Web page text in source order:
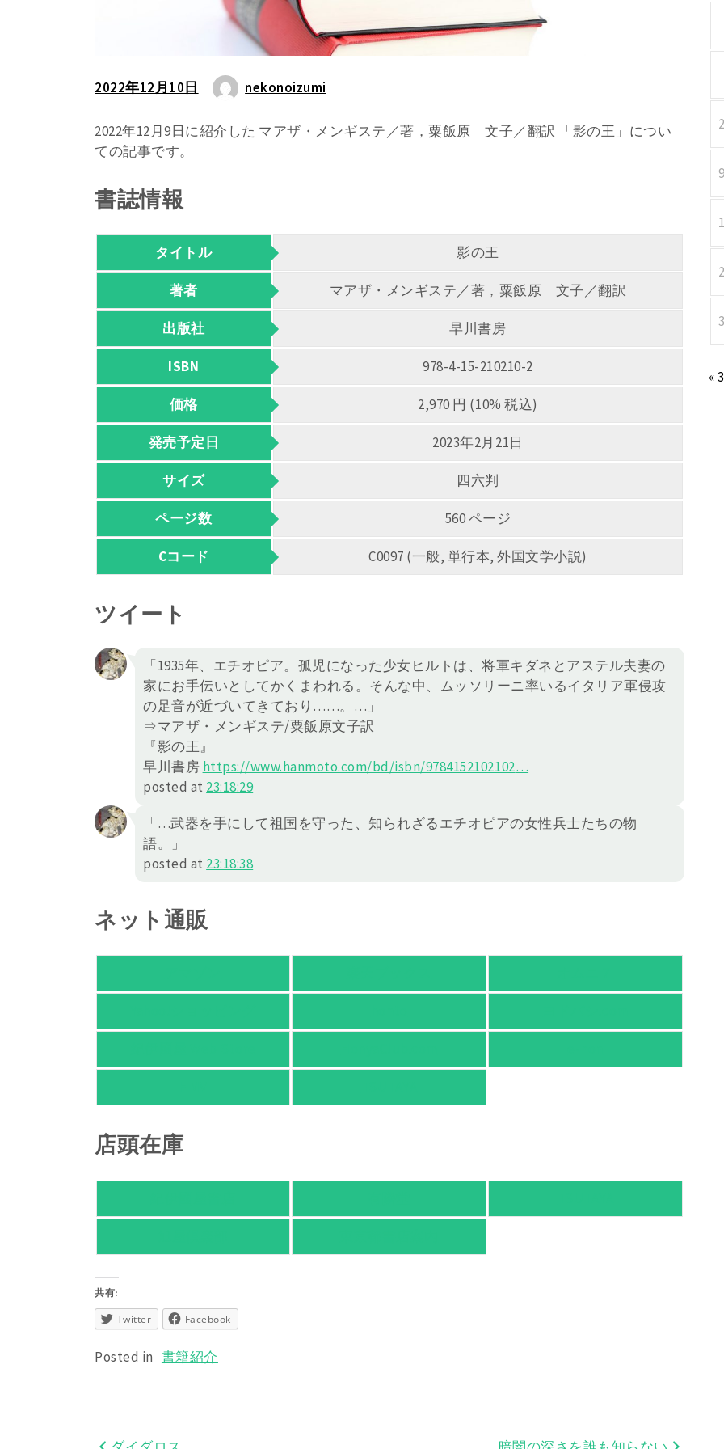
2022年12月10日 nekonoizumi
2022年12月9日に紹介した マアザ・メンギステ／著，粟飯原 文子／翻訳 「影の王」につい
ての記事です。
書誌情報
タイトル 影の王
著者 マアザ・メンギステ／著，粟飯原 文子／翻訳
出版社 早川書房
ISBN 978-4-15-210210-2
価格 2,970 円 (10% 税込)
発売予定日 2023年2月21日
サイズ 四六判
ページ数 560 ページ
Cコード C0097 (一般, 単行本, 外国文学小説)
ツイート
「1935年、エチオピア。孤児になった少女ヒルトは、将軍キダネとアステル夫妻の
家にお手伝いとしてかくまわれる。そんな中、ムッソリーニ率いるイタリア軍侵攻
の足音が近づいてきており……。…」
⇒マアザ・メンギステ/粟飯原文子訳
『影の王』
早川書房 https://www.hanmoto.com/bd/isbn/9784152102102…
posted at 23:18:29
「…武器を手にして祖国を守った、知られざるエチオピアの女性兵士たちの物
語。」
posted at 23:18:38
ネット通販
店頭在庫
共有:
Twitter Facebook
Posted in 書籍紹介
«